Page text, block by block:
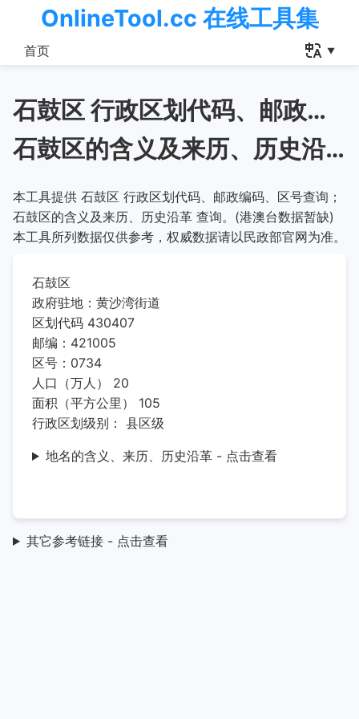
OnlineTool.cc 在线工具集
首页
石鼓区 行政区划代码、邮政编码、区号查询
石鼓区的含义及来历、历史沿革
本工具提供 石鼓区 行政区划代码、邮政编码、区号查询；
石鼓区的含义及来历、历史沿革 查询。(港澳台数据暂缺)
本工具所列数据仅供参考，权威数据请以民政部官网为准。
石鼓区
政府驻地：黄沙湾街道
区划代码 430407
邮编：421005
区号：0734
人口（万人） 20
面积（平方公里） 105
行政区划级别： 县区级
地名的含义、来历、历史沿革 - 点击查看
其它参考链接 - 点击查看